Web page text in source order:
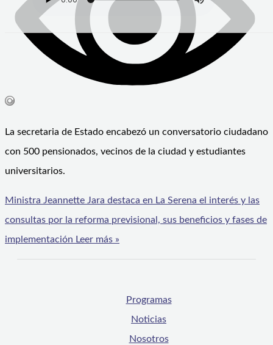
La secretaria de Estado encabezó un conversatorio ciudadano
con 500 pensionados, vecinos de la ciudad y estudiantes
universitarios.
Ministra Jeannette Jara destaca en La Serena el interés y las
consultas por la reforma previsional, sus beneficios y fases de
implementación Leer más »
Programas
Noticias
Nosotros